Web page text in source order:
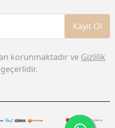
Kayıt Ol
korunmaktadır ve Gizlilik
geçerlidir.